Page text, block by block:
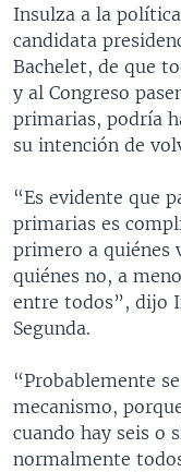
Insulza a la
candidata
Bachelet, de que
y al Congreso
primarias, podría
su intención de
“Es evidente que
primarias es
primero a quiénes
quiénes no, a
entre todos”, dijo
Segunda.
“Probablemente
mecanismo,
cuando hay seis o
normalmente